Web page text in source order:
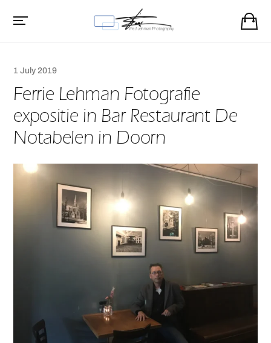
1 July 2019
Ferrie Lehman Fotografie
expositie in Bar Restaurant De
Notabelen in Doorn